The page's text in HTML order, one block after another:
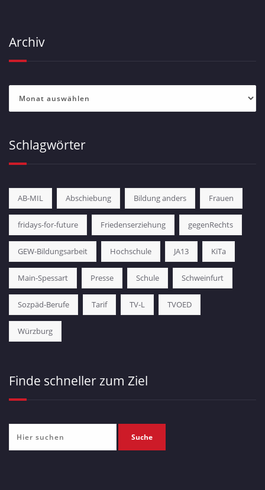
Archiv
Schlagwörter
AB-MIL Abschiebung Bildung anders Frauen
fridays-for-future Friedenserziehung gegenRechts
GEW-Bildungsarbeit Hochschule JA13 KiTa
Main-Spessart Presse Schule Schweinfurt
Sozpäd-Berufe Tarif TV-L TVOED
Würzburg
Finde schneller zum Ziel